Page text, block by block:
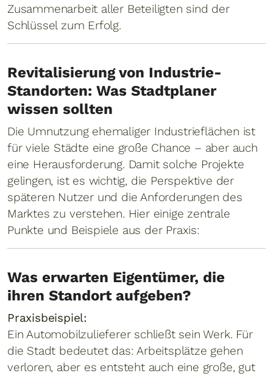
Zusammenarbeit aller Beteiligten sind der
Schlüssel zum Erfolg.
Revitalisierung von Industrie-
Standorten: Was Stadtplaner
wissen sollten
Die Umnutzung ehemaliger Industrieflächen ist
für viele Städte eine große Chance – aber auch
eine Herausforderung. Damit solche Projekte
gelingen, ist es wichtig, die Perspektive der
späteren Nutzer und die Anforderungen des
Marktes zu verstehen. Hier einige zentrale
Punkte und Beispiele aus der Praxis:
Was erwarten Eigentümer, die
ihren Standort aufgeben?
Praxisbeispiel:
Ein Automobilzulieferer schließt sein Werk. Für
die Stadt bedeutet das: Arbeitsplätze gehen
verloren, aber es entsteht auch eine große, gut